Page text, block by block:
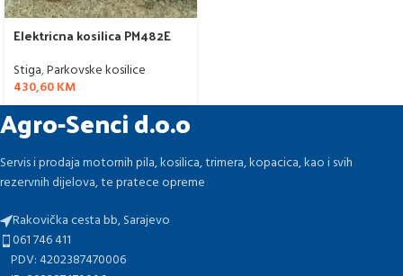
Elektricna kosilica PM482E
Stiga,Parkovske kosilice
430,60KM
Agro-Senci d.o.o
Servis i prodaja motornih pila, kosilica, trimera, kopacica, kao i svih
rezervnih dijelova, te pratece opreme
Rakovička cesta bb, Sarajevo
061 746 411
PDV: 4202387470006